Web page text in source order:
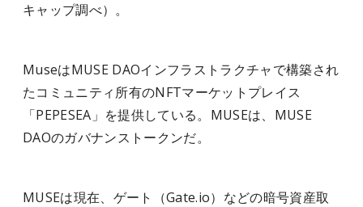
キャップ調べ）。
MuseはMUSE DAOインフラストラクチャで構築され
たコミュニティ所有のNFTマーケットプレイス
「PEPESEA」を提供している。MUSEは、MUSE
DAOのガバナンストークンだ。
MUSEは現在、ゲート（Gate.io）などの暗号資産取